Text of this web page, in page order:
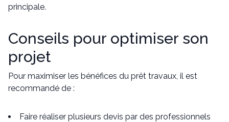
principale.
Conseils pour optimiser son
projet
Pour maximiser les bénéfices du prêt travaux, il est
recommandé de :
Faire réaliser plusieurs devis par des professionnels